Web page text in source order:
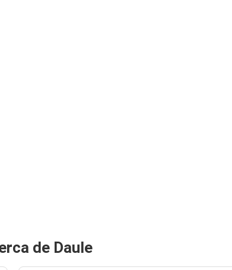
de Daule